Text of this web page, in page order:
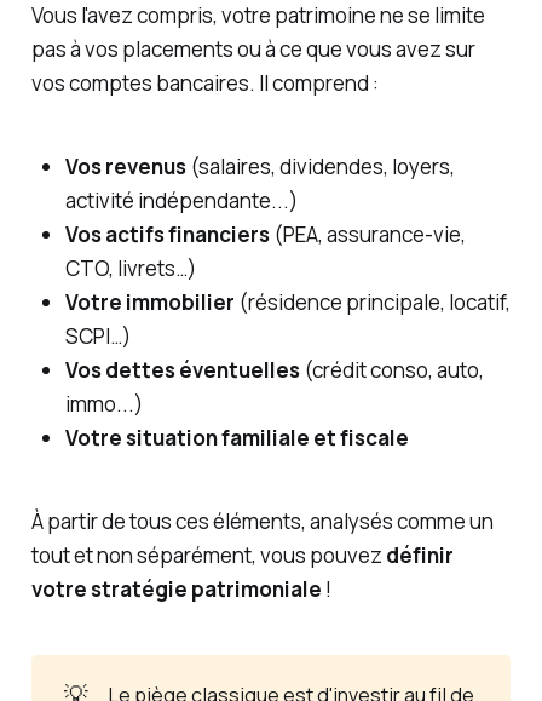
Vous l'avez compris, votre patrimoine ne se limite
pas à vos placements ou à ce que vous avez sur
vos comptes bancaires. Il comprend :
Vos revenus (salaires, dividendes, loyers,
activité indépendante...)
Vos actifs financiers(PEA, assurance-vie,
CTO, livrets…)
Votre immobilier (résidence principale, locatif,
SCPI…)
Vos dettes éventuelles(crédit conso, auto,
immo...)
Votre situation familiale et fiscale
À partir de tous ces éléments, analysés comme un
tout et non séparément, vous pouvez définir
votre stratégie patrimoniale !
💡 Le piège classique est d'investirau fil de